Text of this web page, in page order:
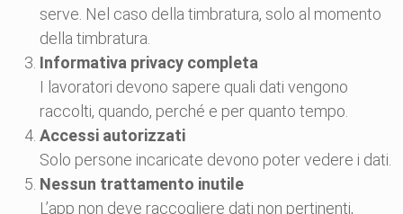
serve. Nel caso della timbratura, solo al momento
della timbratura.
Informativa privacy completa
I lavoratori devono sapere quali dati vengono
raccolti, quando, perché e per quanto tempo.
Accessi autorizzati
Solo persone incaricate devono poter vedere i dati.
Nessun trattamento inutile
L’app non deve raccogliere dati non pertinenti,